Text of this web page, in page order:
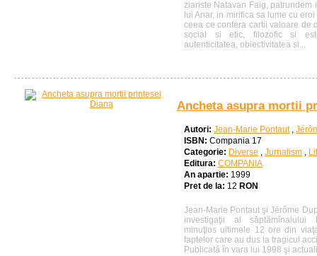
ziariste Natavan Faig, patrundem
lui Anar, in mirifica sa lume cu
ceea ce confera cartii valoare de
social si etic, filozofic si
autenticitatea, obiectivitatea si...
Ancheta asupra mortii
Autori: Jean-Marie Pontaut,
ISBN: Compania 17
Categorie: Diverse , Jurnalism ,
Editura: COMPANIA
An apartie: 1999
Pret de la: 12 RON
Jean-Marie Pontaut şi Jérôme
investigaţii al săptămînalului
minuţios ultimele 12 ore din
faptelor care au dus la tragicul
Publicată în vara lui 1998 şi